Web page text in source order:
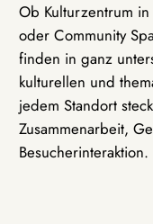
Ob Kulturzentrum
oder Community
finden in ganz
kulturellen und
jedem Standort
Zusammenarbeit,
Besucherinteraktion.